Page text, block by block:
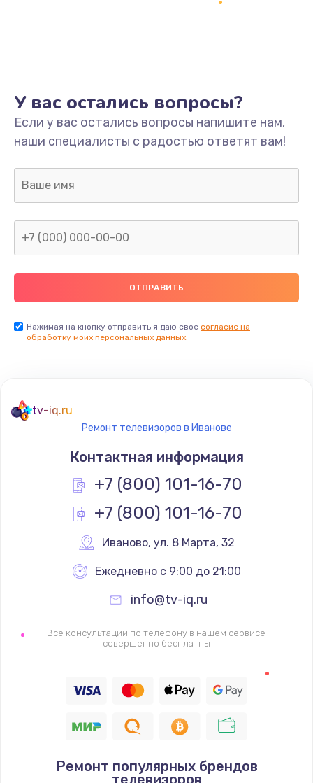
Не включается
1400 руб.
Заказать
Нет звука
800 руб.
Не видит флешку
400 руб.
Заказать
900 руб.
Заказать
900 руб.
Заказать
Не работает
1400 руб.
Восстановление цепи питания, пайка
Заказать
Программный ремонт/прошивка
У вас остались вопросы?
Если у вас остались вопросы напишите нам,
наши специалисты с радостью ответят вам!
Нажимая на кнопку отправить я даю свое согласие на
обработку моих персональных данных.
tv-iq.ru
Ремонт телевизоров в Иванове
Контактная информация
+7 (800) 101-16-70
+7 (800) 101-16-70
Иваново, ул. 8 Марта, 32
Ежедневно с 9:00 до 21:00
info@tv-iq.ru
Все консультации по телефону в нашем сервисе
совершенно бесплатны
Ремонт популярных брендов
телевизоров